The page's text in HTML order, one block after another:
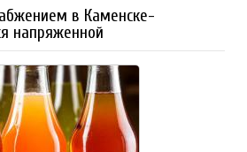
в Каменске-
напряженной